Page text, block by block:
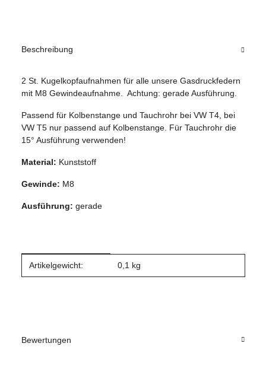
Beschreibung
2 St. Kugelkopfaufnahmen für alle unsere Gasdruckfedern
mit M8 Gewindeaufnahme. Achtung: gerade Ausführung.
Passend für Kolbenstange und Tauchrohr bei VW T4, bei
VW T5 nur passend auf Kolbenstange. Für Tauchrohr die
15° Ausführung verwenden!
Material: Kunststoff
Gewinde: M8
Ausführung: gerade
Produkteigenschaft
Wert
Artikelgewicht: 0,1 kg
Bewertungen